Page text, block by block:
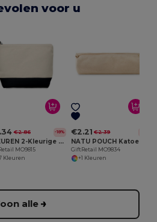
voor u
€2.86 -18%
KLEUREN 2-Kleurige katoenen toilettas
MO9815
Kleuren
€2.21 €2.39
GiftRetail MO9834
+1 Kleuren
alle